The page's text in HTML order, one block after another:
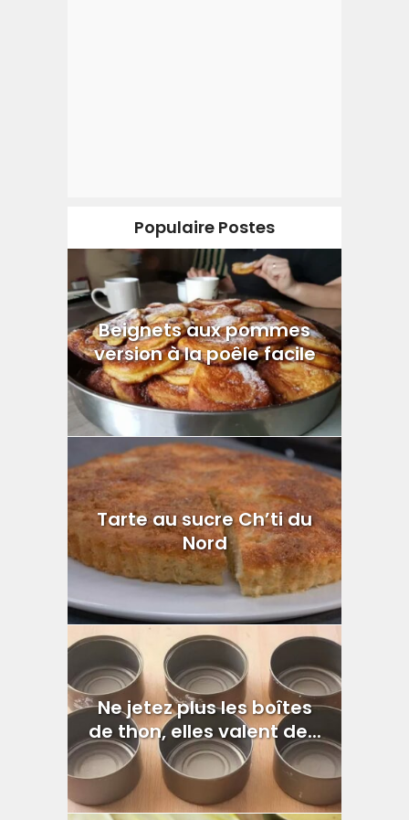
Populaire Postes
Beignets aux pommes
version à la poêle facile
Tarte au sucre Ch’ti du
Nord
Ne jetez plus les boîtes
de thon, elles valent de...